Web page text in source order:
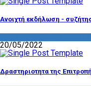
Ανοιχτή εκδήλωση -
20/05/2022
Δραστηριοτητα της